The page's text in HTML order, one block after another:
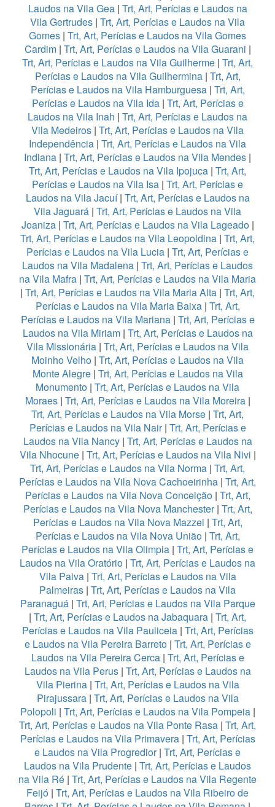
Laudos na Vila Gea| Trt, Art, Perícias e Laudos na
Vila Gertrudes | Trt, Art, Perícias e Laudos na Vila
Gomes | Trt, Art, Perícias e Laudos na Vila Gomes
Cardim| Trt, Art, Perícias e Laudos na Vila Guarani |
Trt, Art, Perícias e Laudos na Vila Guilherme | Trt, Art,
Perícias e Laudos na Vila Guilhermina| Trt, Art,
Perícias e Laudos na Vila Hamburguesa| Trt, Art,
Perícias e Laudos na Vila Ida| Trt, Art, Perícias e
Laudos na Vila Inah | Trt, Art, Perícias e Laudos na
Vila Medeiros | Trt, Art, Perícias e Laudos na Vila
Independência | Trt, Art, Perícias e Laudos na Vila
Indiana | Trt, Art, Perícias e Laudos na Vila Mendes |
Trt, Art, Perícias e Laudos na Vila Ipojuca | Trt, Art,
Perícias e Laudos na Vila Isa | Trt, Art, Perícias e
Laudos na Vila Jacuí| Trt, Art, Perícias e Laudos na
Vila Jaguará | Trt, Art, Perícias e Laudos na Vila
Joaniza| Trt, Art, Perícias e Laudos na Vila Lageado|
Trt, Art, Perícias e Laudos na Vila Leopoldina | Trt, Art,
Perícias e Laudos na Vila Lucia | Trt, Art, Perícias e
Laudos na Vila Madalena | Trt, Art, Perícias e Laudos
na Vila Mafra | Trt, Art, Perícias e Laudos na Vila Maria
| Trt, Art, Perícias e Laudos na Vila Maria Alta | Trt, Art,
Perícias e Laudos na Vila Maria Baixa| Trt, Art,
Perícias e Laudos na Vila Mariana| Trt, Art, Perícias e
Laudos na Vila Miriam| Trt, Art, Perícias e Laudos na
Vila Missionária | Trt, Art, Perícias e Laudos na Vila
Moinho Velho | Trt, Art, Perícias e Laudos na Vila
Monte Alegre| Trt, Art, Perícias e Laudos na Vila
Monumento | Trt, Art, Perícias e Laudos na Vila
Moraes| Trt, Art, Perícias e Laudos na Vila Moreira|
Trt, Art, Perícias e Laudos na Vila Morse | Trt, Art,
Perícias e Laudos na Vila Nair| Trt, Art, Perícias e
Laudos na Vila Nancy| Trt, Art, Perícias e Laudos na
Vila Nhocune| Trt, Art, Perícias e Laudos na Vila Nivi |
Trt, Art, Perícias e Laudos na Vila Norma | Trt, Art,
Perícias e Laudos na Vila Nova Cachoeirinha | Trt, Art,
Perícias e Laudos na Vila Nova Conceição| Trt, Art,
Perícias e Laudos na Vila Nova Manchester| Trt, Art,
Perícias e Laudos na Vila Nova Mazzei | Trt, Art,
Perícias e Laudos na Vila Nova União| Trt, Art,
Perícias e Laudos na Vila Olimpia | Trt, Art, Perícias e
Laudos na Vila Oratório | Trt, Art, Perícias e Laudos na
Vila Paiva| Trt, Art, Perícias e Laudos na Vila
Palmeiras | Trt, Art, Perícias e Laudos na Vila
Paranaguá| Trt, Art, Perícias e Laudos na Vila Parque
| Trt, Art, Perícias e Laudos na Jabaquara | Trt, Art,
Perícias e Laudos na Vila Pauliceia| Trt, Art, Perícias
e Laudos na Vila Pereira Barreto| Trt, Art, Perícias e
Laudos na Vila Pereira Cerca| Trt, Art, Perícias e
Laudos na Vila Perus| Trt, Art, Perícias e Laudos na
Vila Pierina| Trt, Art, Perícias e Laudos na Vila
Pirajussara| Trt, Art, Perícias e Laudos na Vila
Polopoli | Trt, Art, Perícias e Laudos na Vila Pompeia|
Trt, Art, Perícias e Laudos na Vila Ponte Rasa | Trt, Art,
Perícias e Laudos na Vila Primavera| Trt, Art, Perícias
e Laudos na Vila Progredior| Trt, Art, Perícias e
Laudos na Vila Prudente | Trt, Art, Perícias e Laudos
na Vila Ré | Trt, Art, Perícias e Laudos na Vila Regente
Feijó | Trt, Art, Perícias e Laudos na Vila Ribeiro de